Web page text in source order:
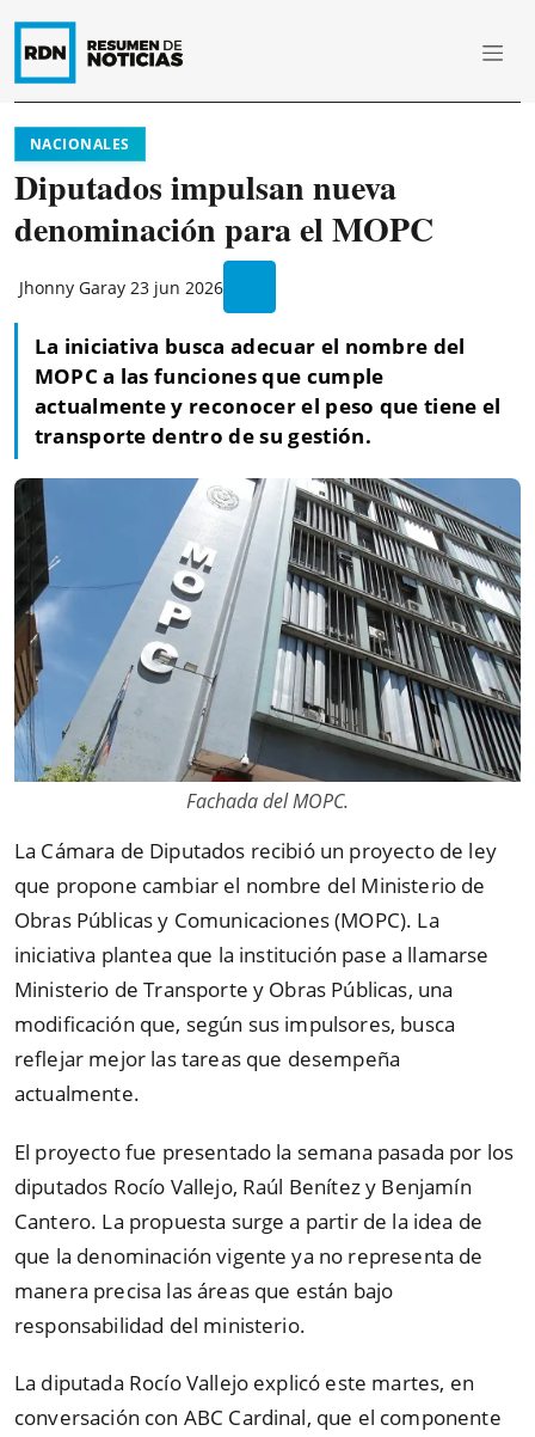
NACIONALES
Diputados impulsan nueva
denominación para el MOPC
Jhonny Garay 23 jun 2026
La iniciativa busca adecuar el nombre del
MOPC a las funciones que cumple
actualmente y reconocer el peso que tiene el
transporte dentro de su gestión.
Fachada del MOPC.
La Cámara de Diputados recibió un proyecto de ley
que propone cambiar el nombre del Ministerio de
Obras Públicas y Comunicaciones (MOPC). La
iniciativa plantea que la institución pase a llamarse
Ministerio de Transporte y Obras Públicas, una
modificación que, según sus impulsores, busca
reflejar mejor las tareas que desempeña
actualmente.
El proyecto fue presentado la semana pasada por los
diputados Rocío Vallejo, Raúl Benítez y Benjamín
Cantero. La propuesta surge a partir de la idea de
que la denominación vigente ya no representa de
manera precisa las áreas que están bajo
responsabilidad del ministerio.
La diputada Rocío Vallejo explicó este martes, en
conversación con ABC Cardinal, que el componente